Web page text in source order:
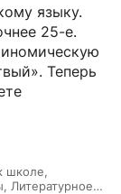
языку.
25-е.
Теперь
школе,
Литературное